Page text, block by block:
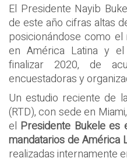
El Presidente Nayib
de este año cifras altas
posicionándose como
en América Latina y
finalizar 2020, de
encuestadoras y
Un estudio reciente de
(RTD), con sede en
el Presidente Bukele es
mandatarios de América
realizadas internamente